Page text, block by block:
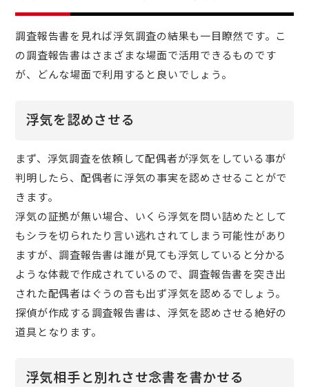
調査報告書を見れば浮気調査の結果も一目瞭然です。こ
の調査報告書はさまざまな場面で活用できるものです
が、どんな場面で利用すると良いでしょう。
浮気を認めさせる
まず、浮気調査を依頼して配偶者が浮気をしている事が
判明したら、配偶者に浮気の事実を認めさせることがで
きます。
浮気の証拠が無い場合、いくら浮気を問い詰めたとして
もシラを切られたり言い逃れされてしまう可能性があり
ますが、調査報告書は誰が見ても浮気していると分かる
ような体裁で作成されているので、調査報告書を突き出
された配偶者はぐうの音も出ず浮気を認めるでしょう。
探偵が作成する調査報告書は、浮気を認めさせる絶好の
道具となります。
浮気相手と別れさせ念書を書かせる